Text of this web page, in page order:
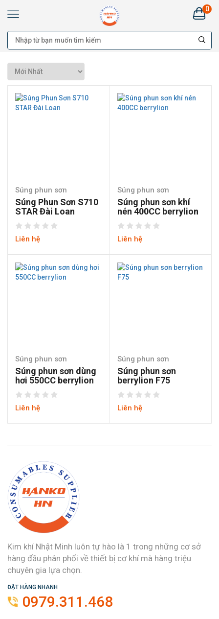
Kim
Khí
HANKO
HÀ
buôn
Đại
lý
Cung
cấp
0
Súng phun sơn
Súng Phun Sơn S710
STAR Đài Loan
Liên hệ
Súng phun sơn
Súng phun sơn khí
nén 400CC berrylion
Liên hệ
Súng phun sơn
Súng phun sơn dùng
hơi 550CC berrylion
Liên hệ
Súng phun sơn
Súng phun sơn
berrylion F75
Liên hệ
Kim khí Nhật Minh luôn tự hào là 1 trong những cơ sở
hàng đầu phân phối về thiết bị cơ khí mà hàng triệu
chuyên gia lựa chọn.
ĐẶT HÀNG NHANH
0979.311.468